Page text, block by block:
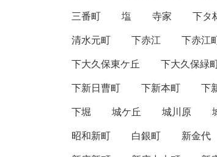
三番町
塩 寺家 下タ
清水元町
下赤江 下赤江
下大久保東ケ丘
下大久保緑
下新日曹町
下新本町 下
下堀
城ケ丘 城川原
昭和新町
白銀町 新金代